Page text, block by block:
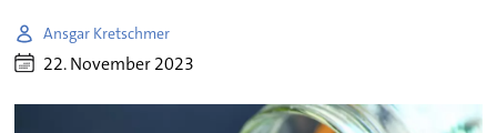
Ansgar Kretschmer
22. November 2023